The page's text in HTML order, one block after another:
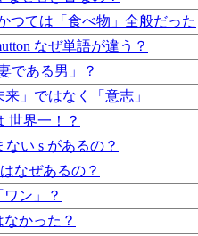
つては「食べ物」全般だった
なぜ単語が違う？
である男」？
」ではなく「意志」
世界一！？
ない s があるの？
なぜあるの？
ン」？
なかった？